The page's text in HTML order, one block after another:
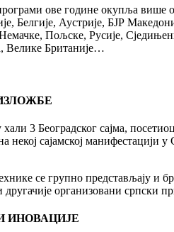
ове године окупља више
Белгије, Аустрије, БЈР
Пољске, Русије,
Велике Британије…
хали 3 Београдског сајма,
некој сајамској манифестацији
се групно представљају и
организовани српски
ИНОВАЦИЈЕ